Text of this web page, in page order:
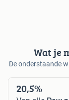
Wat je
De onderstaande
20,5%